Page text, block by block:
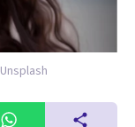
Unsplash